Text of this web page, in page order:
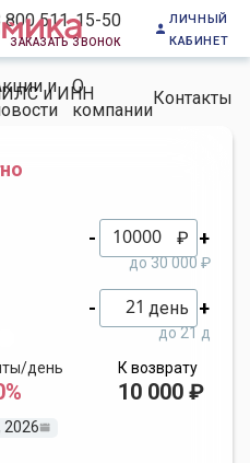
800 511-15-50
заказать звонок
личный
кабинет
и
О
компании
Контакты
и ИНН
- ₽ +
до 30 000 ₽
- день +
до 21 д
день К возврату
10 000 ₽
2026